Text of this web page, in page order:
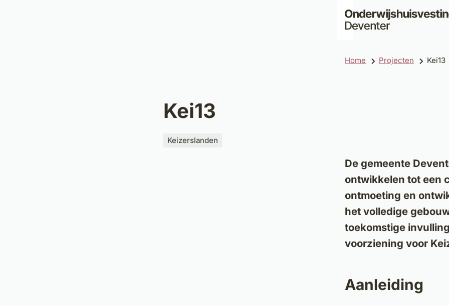
Home Projecten Kei13
Kei13
Keizerslanden
De gemeente
ontwikkelen tot een
ontmoeting en
het volledige
toekomstige
voorziening voor
Aanleiding